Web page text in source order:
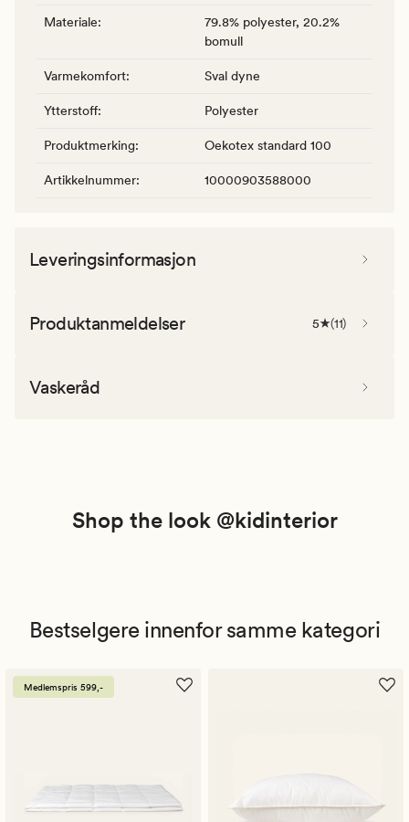
Materiale:
79.8% polyester, 20.2%
bomull
Varmekomfort: Sval dyne
Ytterstoff: Polyester
Produktmerking: Oekotex standard 100
Artikkelnummer: 10000903588000
Leveringsinformasjon
Produktanmeldelser 5 (11)
Vaskeråd
Shop the look @kidinterior
Bestselgere innenfor samme kategori
Medlemspris 599,-